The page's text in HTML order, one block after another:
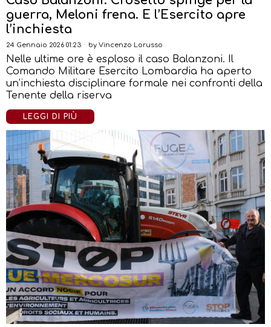
guerra, Meloni frena. E l’Esercito apre
l’inchiesta
24 Gennaio 2026 01:23 by Vincenzo Lorusso
Nelle ultime ore è esploso il caso Balanzoni. Il
Comando Militare Esercito Lombardia ha aperto
un’inchiesta disciplinare formale nei confronti della
Tenente della riserva
LEGGI DI PIÙ